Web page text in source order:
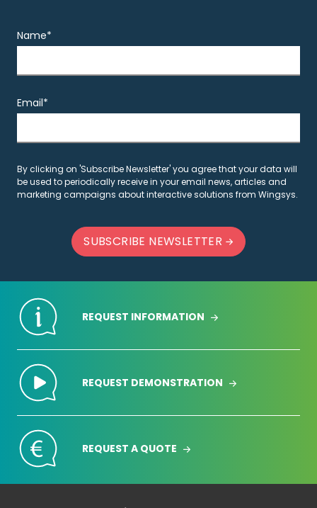
Name*
Email*
By clicking on 'Subscribe Newsletter' you agree that your data will
be used to periodically receive in your email news, articles and
marketing campaigns about interactive solutions from Wingsys.
SUBSCRIBE NEWSLETTER
REQUEST INFORMATION
REQUEST DEMONSTRATION
REQUEST A QUOTE